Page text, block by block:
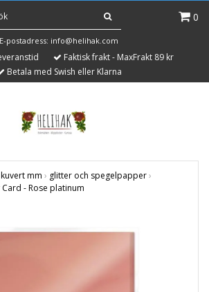
0
E-postadress: info@helihak.com
Faktisk frakt - MaxFrakt 89 kr
Betala med Swish eller Klarna
mm › glitter och spegelpapper›
- Rose platinum